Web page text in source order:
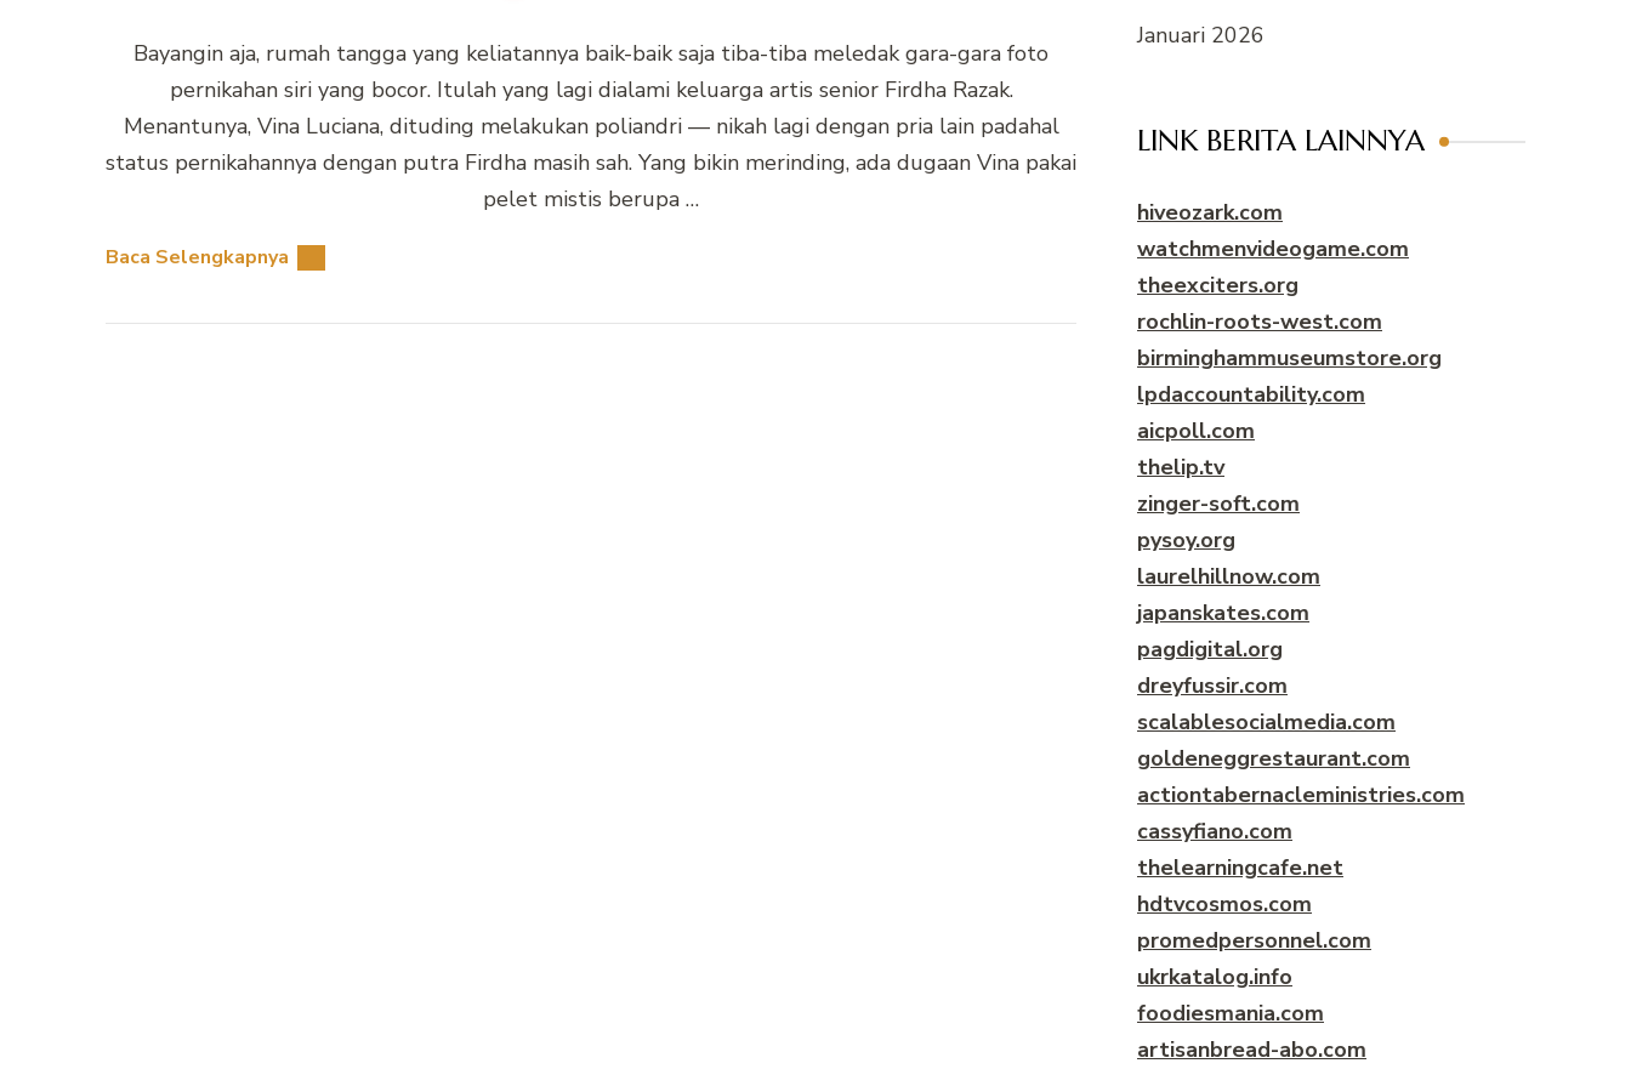
Bayangin aja, rumah tangga yang keliatannya baik-baik saja tiba-tiba meledak gara-gara foto
pernikahan siri yang bocor. Itulah yang lagi dialami keluarga artis senior Firdha Razak.
Menantunya, Vina Luciana, dituding melakukan poliandri — nikah lagi dengan pria lain padahal
status pernikahannya dengan putra Firdha masih sah. Yang bikin merinding, ada dugaan Vina pakai
pelet mistis berupa …
Baca Selengkapnya
Januari 2026
LINK BERITA LAINNYA
hiveozark.com
watchmenvideogame.com
theexciters.org
rochlin-roots-west.com
birminghammuseumstore.org
lpdaccountability.com
aicpoll.com
thelip.tv
zinger-soft.com
pysoy.org
laurelhillnow.com
japanskates.com
pagdigital.org
dreyfussir.com
scalablesocialmedia.com
goldeneggrestaurant.com
actiontabernacleministries.com
cassyfiano.com
thelearningcafe.net
hdtvcosmos.com
promedpersonnel.com
ukrkatalog.info
foodiesmania.com
artisanbread-abo.com